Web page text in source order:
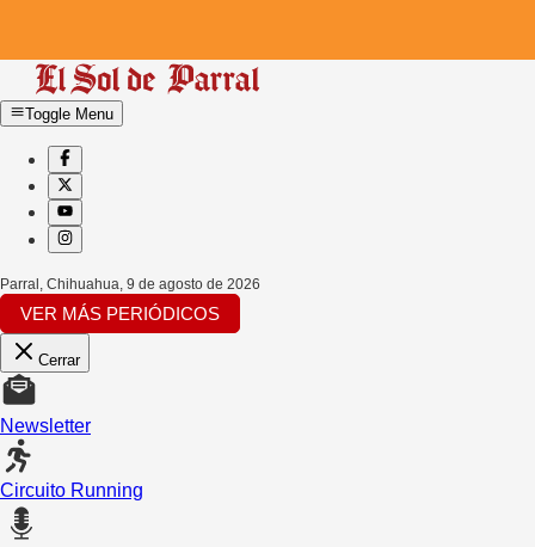
Toggle Menu
Parral, Chihuahua 9 de agosto de 2026
VER MÁS PERIÓDICOS
Cerrar
Newsletter
Circuito Running